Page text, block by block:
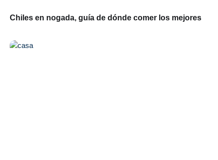
Chiles en nogada, guía de dónde comer los mejores